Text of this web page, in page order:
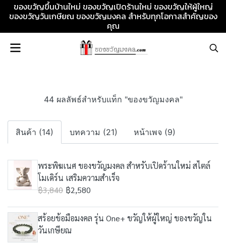
ของขวัญขึ้นบ้านใหม่ ของขวัญเปิดร้านใหม่ ของขวัญให้ผู้ใหญ่
ของขวัญวันเกษียณ ของขวัญมงคล สำหรับทุกโอกาสสำคัญของ
คุณ
44 ผลลัพธ์สำหรับแท็ก "ของขวัญมงคล"
สินค้า (14) บทความ (21) หน้าเพจ (9)
พระพิฆเนศ ของขวัญมงคล สำหรับเปิดร้านใหม่ สไตล์
โมเดิร์น เสริมความสำเร็จ
฿3,840 ฿2,580
สร้อยข้อมือมงคล รุ่น One+ ขวัญให้ผู้ใหญ่ ของขวัญใน
วันเกษียณ